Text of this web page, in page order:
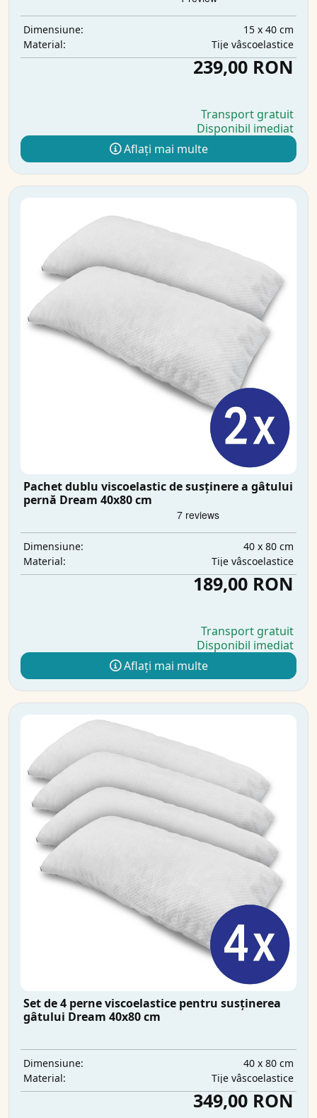
Dimensiune:
15 x 40 cm
Material:
Tije vâscoelastice
239,00 RON
Transport gratuit
Disponibil imediat
Aflați mai multe
Pachet dublu viscoelastic de susținere a gâtului
pernă Dream 40x80 cm
Dimensiune:
40 x 80 cm
Material:
Tije vâscoelastice
189,00 RON
Transport gratuit
Disponibil imediat
Aflați mai multe
Set de 4 perne viscoelastice pentru susținerea
gâtului Dream 40x80 cm
Dimensiune:
40 x 80 cm
Material:
Tije vâscoelastice
349,00 RON